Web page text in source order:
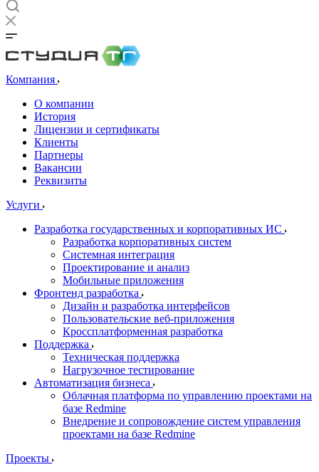
Компания
О компании
История
Лицензии и сертификаты
Клиенты
Партнеры
Вакансии
Реквизиты
Услуги
Разработка государственных и корпоративных ИС
Разработка корпоративных систем
Системная интеграция
Проектирование и анализ
Мобильные приложения
Фронтенд разработка
Дизайн и разработка интерфейсов
Пользовательские веб-приложения
Кроссплатформенная разработка
Поддержка
Техническая поддержка
Нагрузочное тестирование
Автоматизация бизнеса
Облачная платформа по управлению проектами на
базе Redmine
Внедрение и сопровождение систем управления
проектами на базе Redmine
Проекты